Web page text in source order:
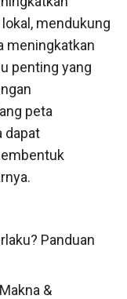
mendukung
meningkatkan
penting yang
peta
dapat
Panduan
&